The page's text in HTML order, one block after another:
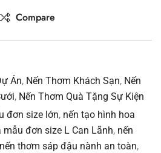
Compare
Án, Nến Thơm Khách Sạn, Nến
, Nến Thơm Quà Tặng Sự Kiện
đơn size lớn, nến tạo hình hoa
mẫu đơn size L Can Lãnh, nến
nến thơm sáp đậu nành an toàn,